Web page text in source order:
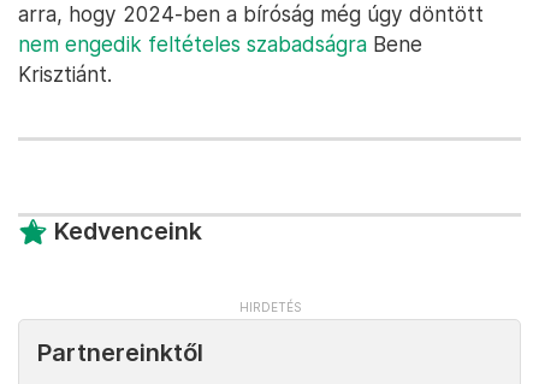
arra, hogy 2024-ben a bíróság még úgy döntött
nem engedik feltételes szabadságra Bene
Krisztiánt.
Kedvenceink
Partnereinktől